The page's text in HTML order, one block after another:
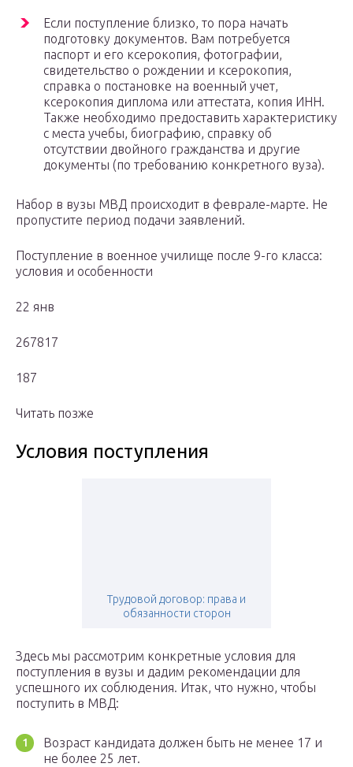
Если поступление близко, то пора начать
подготовку документов. Вам потребуется
паспорт и его ксерокопия, фотографии,
свидетельство о рождении и ксерокопия,
справка о постановке на военный учет,
ксерокопия диплома или аттестата, копия ИНН.
Также необходимо предоставить характеристику
с места учебы, биографию, справку об
отсутствии двойного гражданства и другие
документы (по требованию конкретного вуза).
Набор в вузы МВД происходит в феврале-марте. Не
пропустите период подачи заявлений.
Поступление в военное училище после 9-го класса:
условия и особенности
22 янв
267817
187
Читать позже
Условия поступления
Трудовой договор: права и
обязанности сторон
Здесь мы рассмотрим конкретные условия для
поступления в вузы и дадим рекомендации для
успешного их соблюдения. Итак, что нужно, чтобы
поступить в МВД:
Возраст кандидата должен быть не менее 17 и
не более 25 лет.